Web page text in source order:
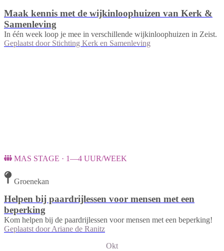
Maak kennis met de wijkinloophuizen van Kerk &
Samenleving
In één week loop je mee in verschillende wijkinloophuizen in Zeist.
Geplaatst door Stichting Kerk en Samenleving
MAS STAGE · 1—4 UUR/WEEK
Groenekan
Helpen bij paardrijlessen voor mensen met een
beperking
Kom helpen bij de paardrijlessen voor mensen met een beperking!
Geplaatst door Ariane de Ranitz
Okt